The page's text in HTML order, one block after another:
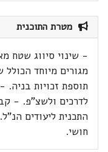
מטרת התוכנית
- שינוי סיווג שטח
מגורים מיוחד הכולל
תוספת זכויות
לדרכים ולשצ"פ. -
התכנית ליעודים
חושי.